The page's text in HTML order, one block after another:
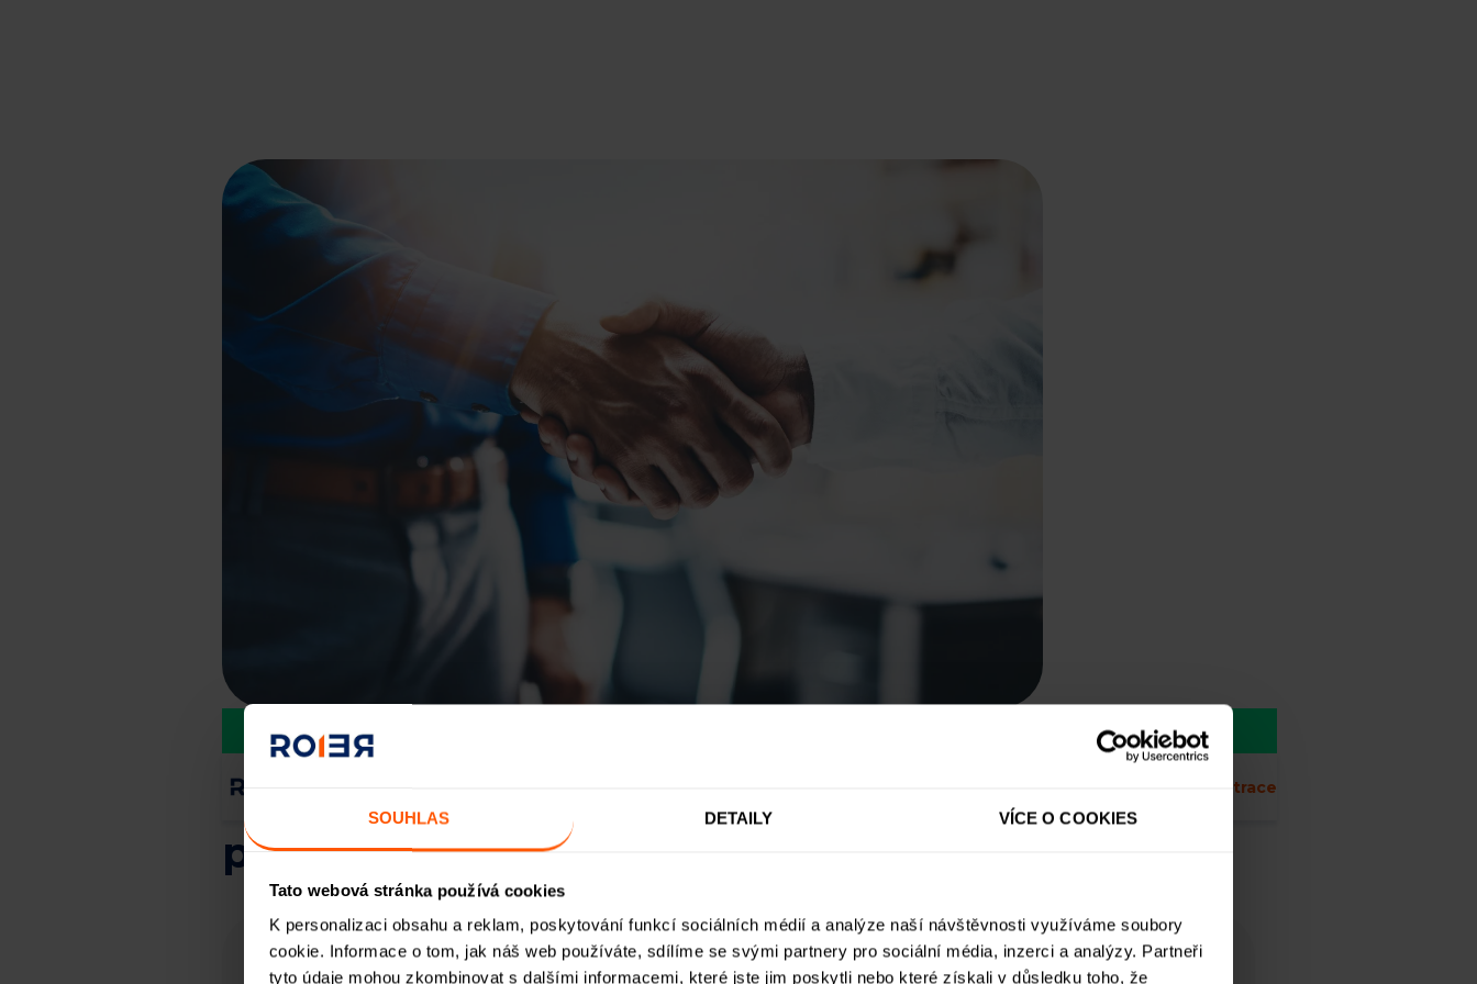
SOUHLAS DETAILY VÍCE O COOKIES
Tato webová stránka používá cookies
K personalizaci obsahu a reklam, poskytování funkcí sociálních médií a analýze naší návštěvnosti využíváme soubory
cookie. Informace o tom, jak náš web používáte, sdílíme se svými partnery pro sociální média, inzerci a analýzy. Partneři
tyto údaje mohou zkombinovat s dalšími informacemi, které jste jim poskytli nebo které získali v důsledku toho, že
Registrace
Služby třetích stran, platí investor nějaký
poplatek?
Tyto služby platí Bedby, s. r. o., tedy provozovatel ROIERu.